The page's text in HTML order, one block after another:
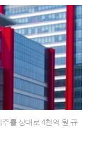
를 상대로 4천억 원 규